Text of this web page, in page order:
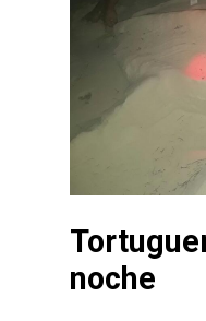
noche